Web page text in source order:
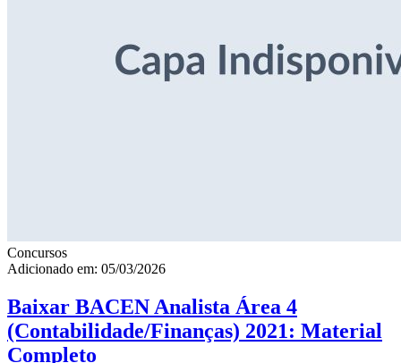
Concursos
Adicionado em: 05/03/2026
Baixar BACEN Analista Área 4
(Contabilidade/Finanças) 2021: Material
Completo